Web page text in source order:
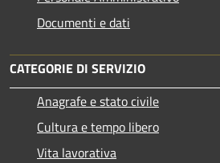
Documenti e dati
CATEGORIE DI SERVIZIO
Anagrafe e stato civile
Cultura e tempo libero
Vita lavorativa